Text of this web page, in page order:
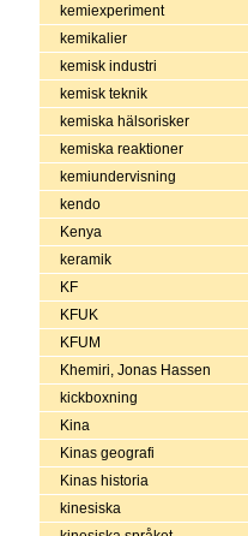
kemiexperiment
kemikalier
kemisk industri
kemisk teknik
kemiska hälsorisker
kemiska reaktioner
kemiundervisning
kendo
Kenya
keramik
KF
KFUK
KFUM
Khemiri, Jonas Hassen
kickboxning
Kina
Kinas geografi
Kinas historia
kinesiska